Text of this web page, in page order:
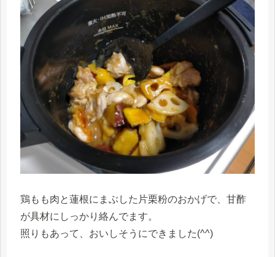
鶏もも肉と蓮根にまぶした片栗粉のおかげで、甘酢
が具材にしっかり絡んでます。
照りもあって、おいしそうにできました(^^)